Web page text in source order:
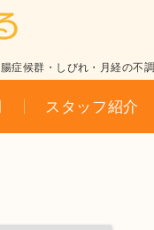
症候群・しびれ・月経の不調
スタッフ紹介